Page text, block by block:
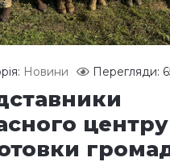
Новини Перегляди:
центру